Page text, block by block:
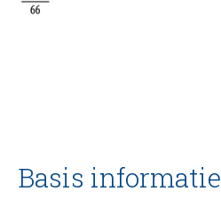
Basis informatie